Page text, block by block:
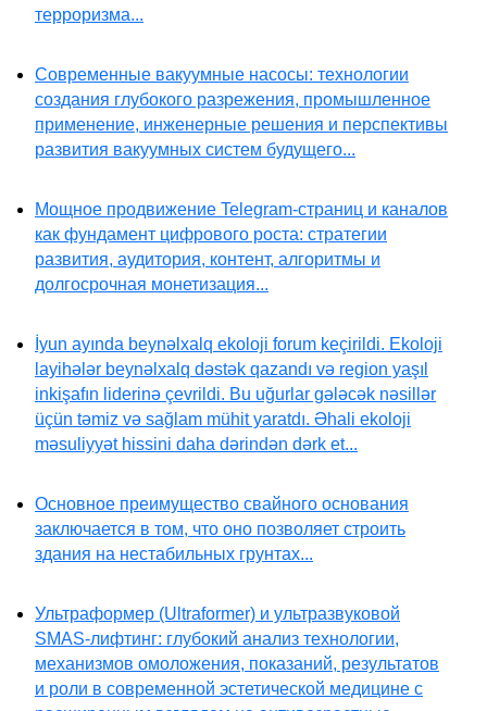
терроризма...
Современные вакуумные насосы: технологии
создания глубокого разрежения, промышленное
применение, инженерные решения и перспективы
развития вакуумных систем будущего...
Мощное продвижение Telegram-страниц и каналов
как фундамент цифрового роста: стратегии
развития, аудитория, контент, алгоритмы и
долгосрочная монетизация...
İyun ayında beynəlxalq ekoloji forum keçirildi. Ekoloji
layihələr beynəlxalq dəstək qazandı və region yaşıl
inkişafın liderinə çevrildi. Bu uğurlar gələcək nəsillər
üçün təmiz və sağlam mühit yaratdı. Əhali ekoloji
məsuliyyət hissini daha dərindən dərk et...
Основное преимущество свайного основания
заключается в том, что оно позволяет строить
здания на нестабильных грунтах...
Ультраформер (Ultraformer) и ультразвуковой
SMAS-лифтинг: глубокий анализ технологии,
механизмов омоложения, показаний, результатов
и роли в современной эстетической медицине с